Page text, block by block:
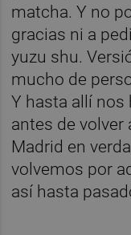
matcha. Y no
gracias ni a
yuzu shu.
mucho de
Y hasta allí nos
antes de volver
Madrid en
volvemos por
así hasta